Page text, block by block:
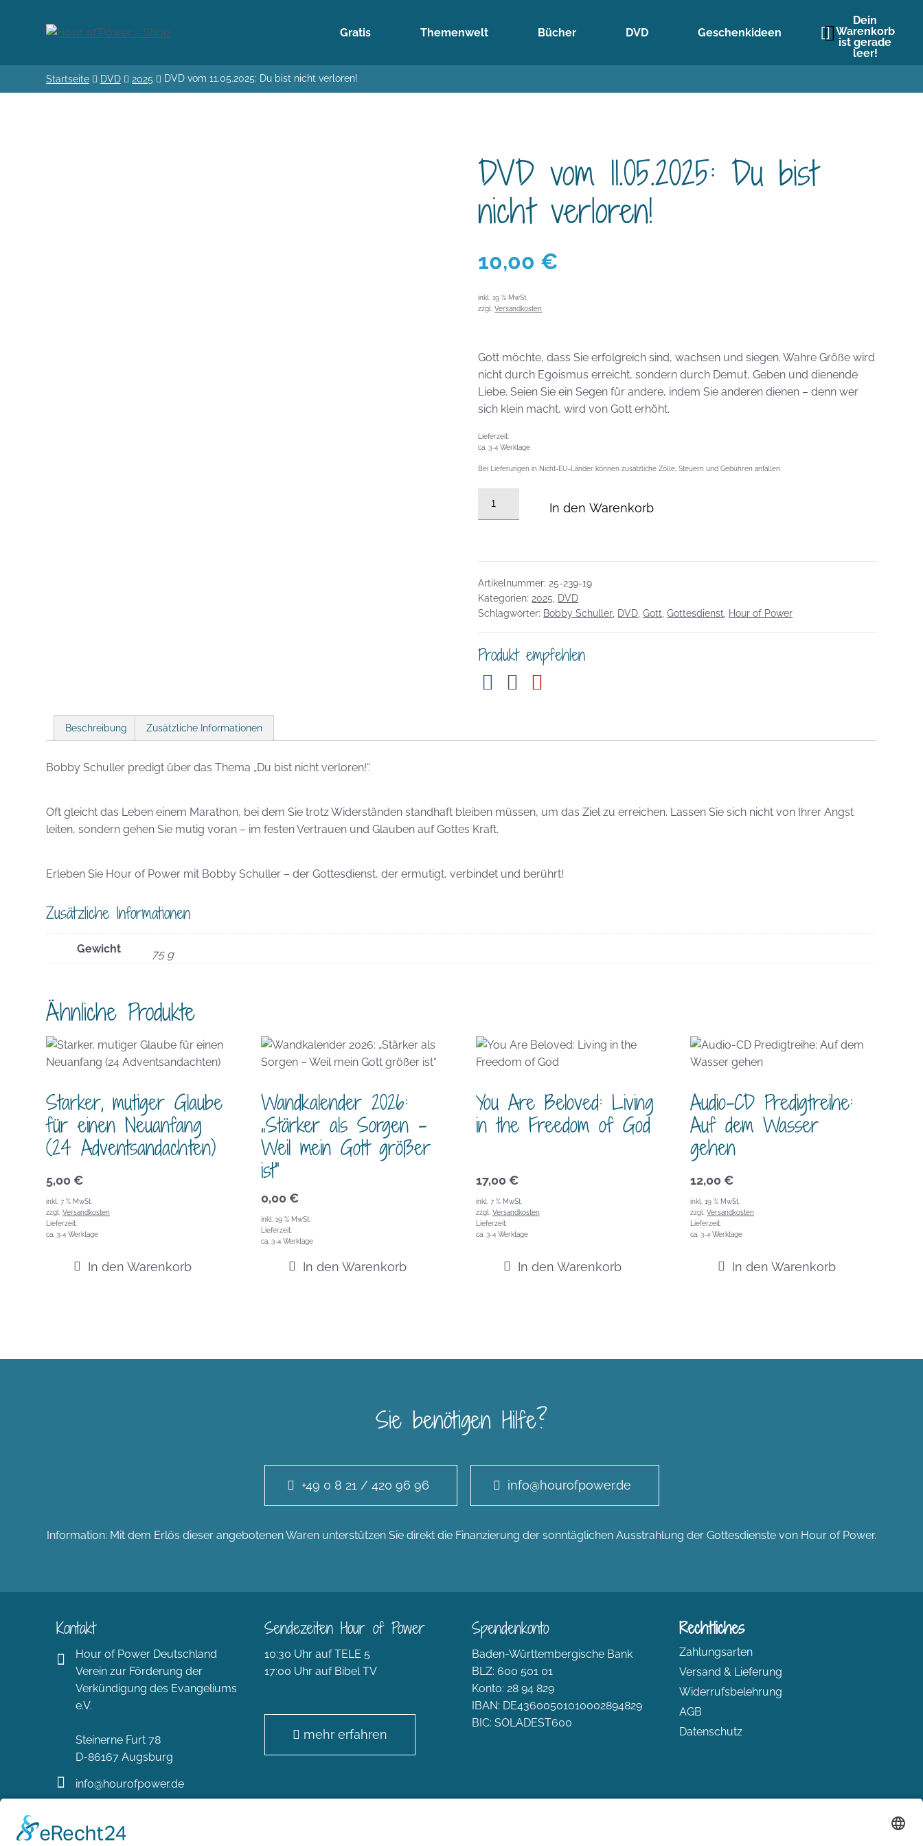
Gratis Themenwelt Bücher DVD Geschenkideen
Dein
Warenkorb
ist gerade
leer!
Startseite DVD 2025 DVD vom 11.05.2025: Du bist nicht verloren!
DVD vom 11.05.2025: Du bist
nicht verloren!
10,00 €
inkl. 19 % MwSt.
zzgl.Versandkosten
Gott möchte, dass Sie erfolgreich sind, wachsen und siegen. Wahre Größe wird
nicht durch Egoismus erreicht, sondern durch Demut, Geben und dienende
Liebe. Seien Sie ein Segen für andere, indem Sie anderen dienen – denn wer
sich klein macht, wird von Gott erhöht.
Lieferzeit:
ca. 3-4 Werktage
Bei Lieferungen in Nicht-EU-Länder können zusätzliche Zölle, Steuern und Gebühren anfallen.
nicht
verloren!
Menge
In den Warenkorb
Artikelnummer: 25-239-19
Kategorien: 2025
DVD
Schlagwörter: Bobby Schuller DVD ,Gott ,Gottesdienst Hour of Power
Produkt empfehlen
Beschreibung Zusätzliche Informationen
Bobby Schuller predigt über das Thema „Du bist nicht verloren!“.
Oft gleicht das Leben einem Marathon, bei dem Sie trotz Widerständen standhaft bleiben müssen, um das Ziel zu erreichen. Lassen Sie sich nicht von Ihrer Angst
leiten, sondern gehen Sie mutig voran – im festen Vertrauen und Glauben auf Gottes Kraft.
Erleben Sie Hour of Power mit Bobby Schuller – der Gottesdienst, der ermutigt, verbindet und berührt!
Zusätzliche Informationen
Gewicht 75 g
Ähnliche Produkte
Starker, mutiger Glaube
für einen Neuanfang
(24 Adventsandachten)
5,00 €
inkl. 7 % MwSt.
zzgl.Versandkosten
Lieferzeit:
ca. 3-4 Werktage
In den Warenkorb
Wandkalender 2026:
„Stärker als Sorgen –
Weil mein Gott größer
ist“
0,00 €
inkl. 19 % MwSt.
Lieferzeit:
ca. 3-4 Werktage
In den Warenkorb
You Are Beloved: Living
in the Freedom of God
17,00 €
inkl. 7 % MwSt.
zzgl. Versandkosten
Lieferzeit:
ca. 3-4 Werktage
In den Warenkorb
Audio-CD Predigtreihe:
Auf dem Wasser
gehen
12,00 €
inkl. 19 % MwSt.
zzgl.Versandkosten
Lieferzeit:
ca. 3-4 Werktage
In den Warenkorb
Sie benötigen Hilfe?
+49 0 8 21 / 420 96 96 info@hourofpower.de
Information: Mit dem Erlös dieser angebotenen Waren unterstützen Sie direkt die Finanzierung der sonntäglichen Ausstrahlung der Gottesdienste von Hour of Power.
Kontakt
Hour of Power Deutschland
Verein zur Förderung der
Verkündigung des Evangeliums
e.V.
Steinerne Furt 78
D-86167 Augsburg
info@hourofpower.de
hourofpower.de
Sendezeiten Hour of Power
10:30 Uhr auf TELE 5
17:00 Uhr auf Bibel TV
mehr erfahren
Spendenkonto
Baden-Württembergische Bank
BLZ: 600 501 01
Konto: 28 94 829
IBAN: DE43600501010002894829
BIC: SOLADEST600
Rechtliches
Zahlungsarten
Versand & Lieferung
Widerrufsbelehrung
AGB
Datenschutz